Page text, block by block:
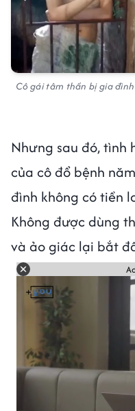
Cô gái tâm thần bị gia
Nhưng sau đó, tình
của cô đổ bệnh
đình không có tiền
Không được dùng
và ảo giác lại bắt